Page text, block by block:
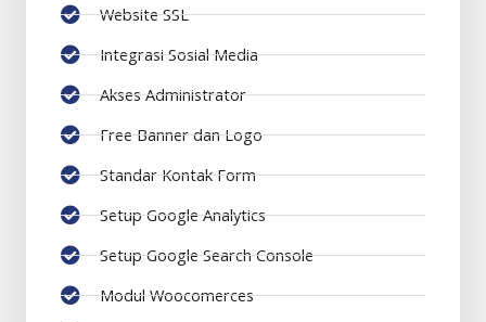
Website SSL
Integrasi Sosial Media
Akses Administrator
Free Banner dan Logo
Standar Kontak Form
Setup Google Analytics
Setup Google Search Console
Modul Woocomerces